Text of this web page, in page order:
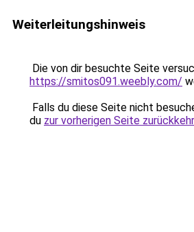
Weiterleitungshinweis
Die von dir besuchte Seite
https://smitos091.weebly.com/
Falls du diese Seite nicht
du zur vorherigen Seite